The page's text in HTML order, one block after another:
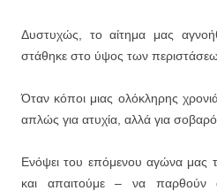
Δυστυχώς, το αίτημα μας
στάθηκε στο ύψος των
Όταν κόποι μιας ολόκληρης
απλώς για ατυχία, αλλά για
Ενόψει του επόμενου αγώνα μας
και απαιτούμε – να παρθούν